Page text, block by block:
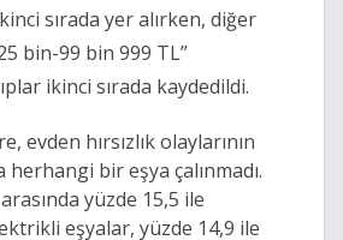
sırada yer alırken, diğer
bin-99 bin 999 TL”
ikinci sırada kaydedildi.
evden hırsızlık olaylarının
herhangi bir eşya çalınmadı.
yüzde 15,5 ile
eşyalar, yüzde 14,9 ile